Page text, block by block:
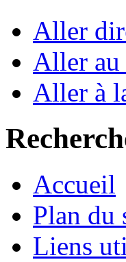
Aller
Aller
Aller à
Accueil
Plan du
Liens